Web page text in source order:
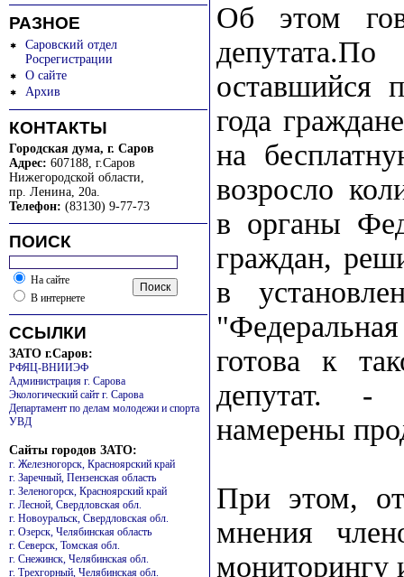
РАЗНОЕ
Саровский отдел
Росрегистрации
О сайте
Архив
КОНТАКТЫ
Городская дума, г. Саров
Адрес: 607188, г.Саров
Нижегородской области,
пр. Ленина, 20а.
Телефон: (83130) 9-77-73
ПОИСК
На сайте
В интернете
ССЫЛКИ
ЗАТО г.Саров:
РФЯЦ-ВНИИЭФ
Администрация г. Сарова
Экологический сайт г. Сарова
Департамент по делам молодежи и спорта
УВД
Сайты городов ЗАТО:
г. Железногорск, Красноярский край
г. Заречный, Пензенская область
г. Зеленогорск, Красноярский край
г. Лесной, Свердловская обл.
г. Новоуральск, Свердловская обл.
г. Озерск, Челябинская область
г. Северск, Томская обл.
г. Снежинск, Челябинская обл.
г. Трехгорный, Челябинская обл.
Об этом
оставшийся
года
на
возросло
в органы
граждан,
в
готова к
депутат. -
намерены
При этом,
мнения
мониторингу